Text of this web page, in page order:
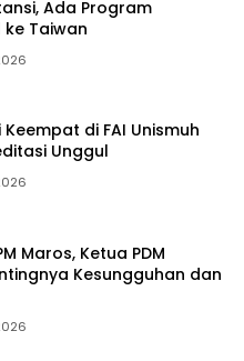
Ada Program
Taiwan
Keempat di FAI Unismuh
Unggul
Maros, Ketua PDM
Kesungguhan dan